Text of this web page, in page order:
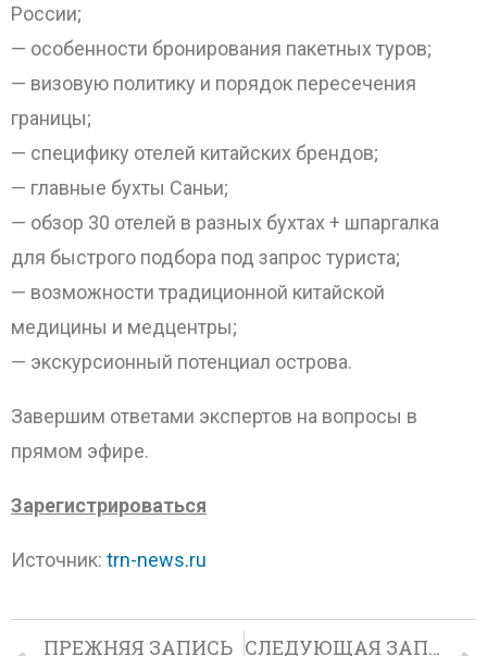
России;
— особенности бронирования пакетных туров;
— визовую политику и порядок пересечения
границы;
— специфику отелей китайских брендов;
— главные бухты Саньи;
— обзор 30 отелей в разных бухтах + шпаргалка
для быстрого подбора под запрос туриста;
— возможности традиционной китайской
медицины и медцентры;
— экскурсионный потенциал острова.
Завершим ответами экспертов на вопросы в
прямом эфире.
Зарегистрироваться
Источник: trn-news.ru
ПРЕЖНЯЯ ЗАПИСЬ СЛЕДУЮЩАЯ ЗАПИСЬ